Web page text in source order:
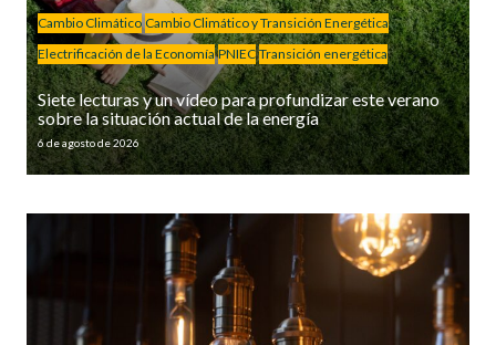
Cambio Climático Cambio Climático y Transición Energética
Electrificación de la Economía PNIEC Transición energética
Siete lecturas y un vídeo para profundizar este verano
sobre la situación actual de la energía
6 de agosto de 2026